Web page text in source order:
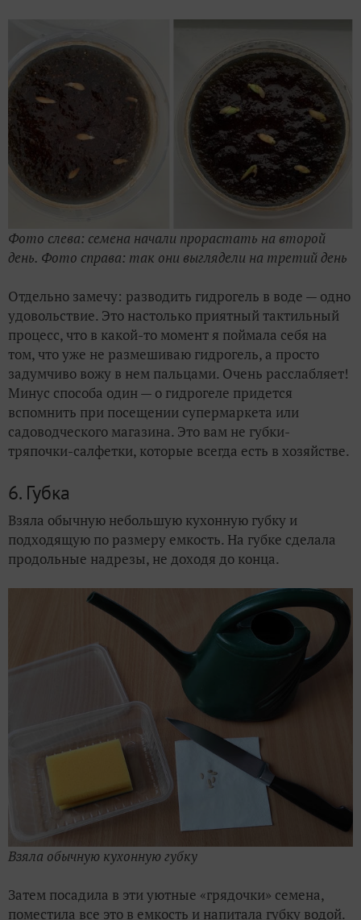
Фото слева: семена начали прорастать на второй
день. Фото справа: так они выглядели на третий день
Отдельно замечу: разводить гидрогель в воде — одно
удовольствие. Это настолько приятный тактильный
процесс, что в какой-то момент я поймала себя на
том, что уже не размешиваю гидрогель, а просто
задумчиво вожу в нем пальцами. Очень расслабляет!
Минус способа один — о гидрогеле придется
вспомнить при посещении супермаркета или
садоводческого магазина. Это вам не губки-
тряпочки-салфетки, которые всегда есть в хозяйстве.
6. Губка
Взяла обычную небольшую кухонную губку и
подходящую по размеру емкость. На губке сделала
продольные надрезы, не доходя до конца.
Взяла обычную кухонную губку
Затем посадила в эти уютные «грядочки» семена,
поместила все это в емкость и напитала губку водой.